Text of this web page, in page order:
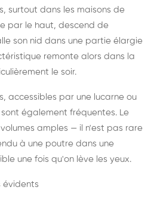
surtout dans les maisons de
par le haut, descend de
son nid dans une partie élargie
remonte alors dans la
le soir.
accessibles par une lucarne ou
également fréquentes. Le
amples — il n'est pas rare
à une poutre dans une
une fois qu'on lève les yeux.
évidents